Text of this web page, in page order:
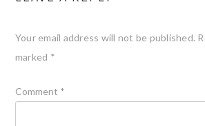
Your email address will not be published.
marked *
Comment *